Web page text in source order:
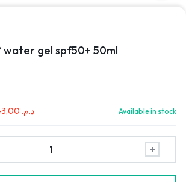
water gel spf50+ 50ml
د.م. Available in stock